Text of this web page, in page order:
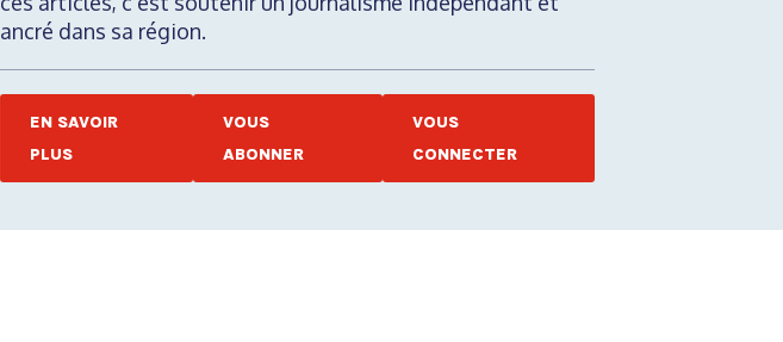
ancré dans sa région.
EN SAVOIR
PLUS
VOUS
ABONNER
VOUS
CONNECTER